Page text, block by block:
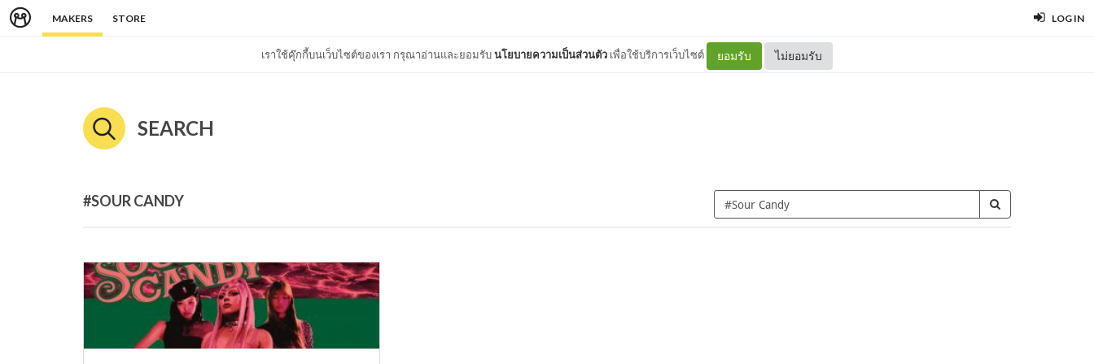
MAKERS STORE LOG IN
เราใช้คุ๊กกี้บนเว็บไซต์ของเรา กรุณาอ่านและยอมรับนโยบายความเป็นส่วนตัว เพื่อใช้บริการเว็บไซต์ ยอมรับ ไม่ยอมรับ
SEARCH
#SOUR CANDY